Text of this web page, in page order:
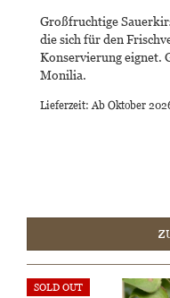
Großfruchtige
die sich für den
Konservierung eignet.
Monilia.
Lieferzeit: Ab Oktober
SOLD OUT